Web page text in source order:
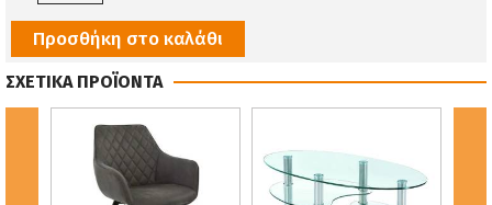
Προσθήκη στο καλάθι
ΣΧΕΤΙΚΑ ΠΡΟΪΟΝΤΑ